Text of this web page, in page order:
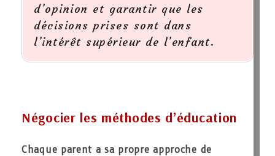
d’opinion et garantir que les
décisions prises sont dans
l’intérêt supérieur de l’enfant.
Négocier les méthodes d’éducation
Chaque parent a sa propre approche de